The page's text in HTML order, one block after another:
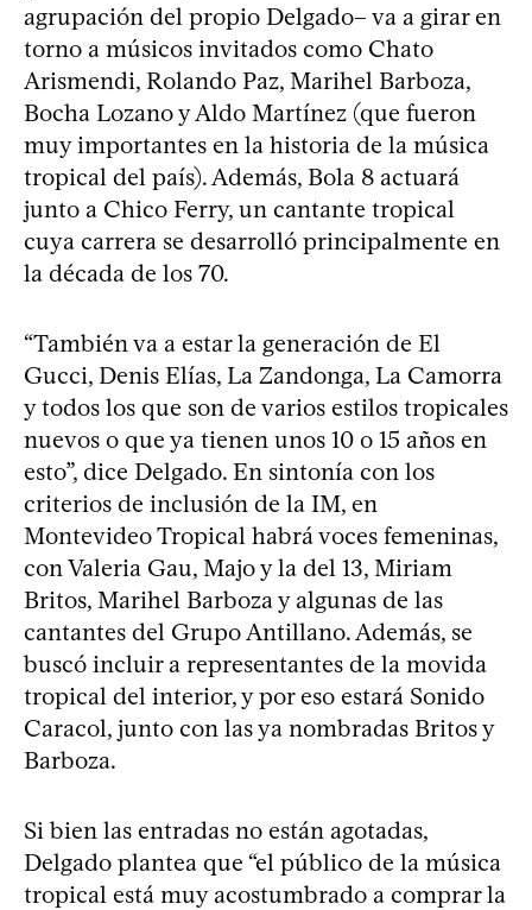
agrupación del propio Delgado– va a girar en
torno a músicos invitados como Chato
Arismendi, Rolando Paz, Marihel Barboza,
Bocha Lozano y Aldo Martínez (que fueron
muy importantes en la historia de la música
tropical del país). Además, Bola 8 actuará
junto a Chico Ferry, un cantante tropical
cuya carrera se desarrolló principalmente en
la década de los 70.
“También va a estar la generación de El
Gucci, Denis Elías, La Zandonga, La Camorra
y todos los que son de varios estilos tropicales
nuevos o que ya tienen unos 10 o 15 años en
esto”, dice Delgado. En sintonía con los
criterios de inclusión de la IM, en
Montevideo Tropical habrá voces femeninas,
con Valeria Gau, Majo y la del 13, Miriam
Britos, Marihel Barboza y algunas de las
cantantes del Grupo Antillano. Además, se
buscó incluir a representantes de la movida
tropical del interior, y por eso estará Sonido
Caracol, junto con las ya nombradas Britos y
Barboza.
Si bien las entradas no están agotadas,
Delgado plantea que “el público de la música
tropical está muy acostumbrado a comprar la